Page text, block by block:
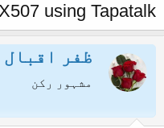
using Tapatalk
ظفر اقبال
مشہور رکن